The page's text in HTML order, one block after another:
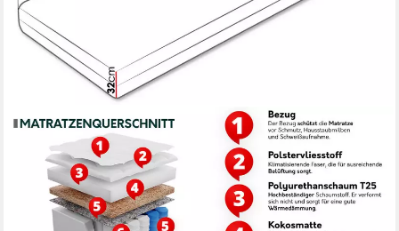
MIRJAN24
Taschenfederkernmatratze Koko Superking, 32 cm hoch,
(Taschenfederkern, Polyurethanschaumstoff, Kokosmatte),
Beidseitig verwendbar, 7-Zonen, Antiallergische
ab 289,00 €
lieferbar - in 9-11 Werktagen bei dir